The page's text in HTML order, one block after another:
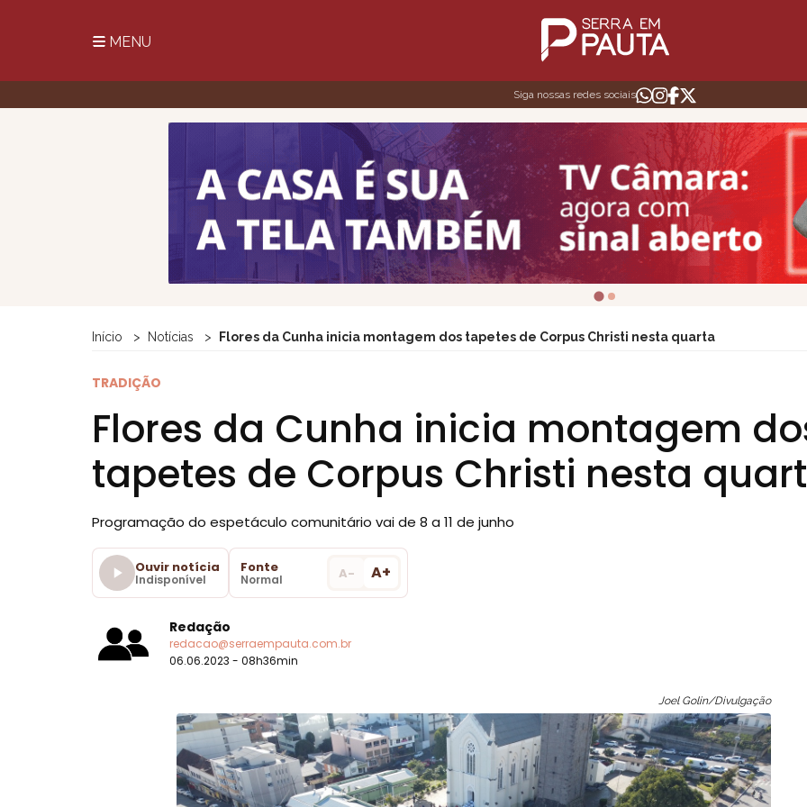
MENU
Siga nossas redes sociais
Início Notícias Flores da Cunha inicia montagem dos tapetes de Corpus Christi nesta quarta
TRADIÇÃO
Flores da Cunha inicia montagem
tapetes de Corpus Christi nesta
Programação do espetáculo comunitário vai de 8 a 11 de junho
Ouvir notícia
Indisponível
Fonte
Normal A- A+
Redação
redacao@serraempauta.com.br
06.06.2023 - 08h36min
Joel Golin/Divulgação